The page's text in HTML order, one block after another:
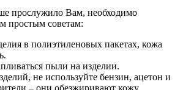
прослужило Вам, необходимо
простым советам:
в полиэтиленовых пакетах, кожа
пыли на изделии.
не используйте бензин, ацетон и